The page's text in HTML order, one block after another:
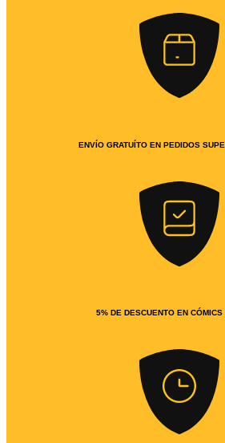
ENVÍO GRATUÍTO EN PEDIDOS
5% DE DESCUENTO EN